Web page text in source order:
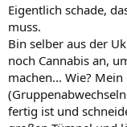
Eigentlich schade,
muss.
Bin selber aus der
noch Cannabis an,
machen... Wie?
fertig ist und